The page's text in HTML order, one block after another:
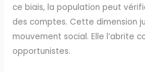
ce biais, la population peut
des comptes. Cette dimension
mouvement social. Elle l’abrite
opportunistes.